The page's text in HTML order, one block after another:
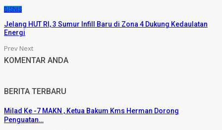
BISNIS
Jelang HUT RI, 3 Sumur Infill Baru di Zona 4 Dukung Kedaulatan
Energi
Prev Next
KOMENTAR ANDA
BERITA TERBARU
Milad Ke -7 MAKN , Ketua Bakum Kms Herman Dorong
Penguatan…